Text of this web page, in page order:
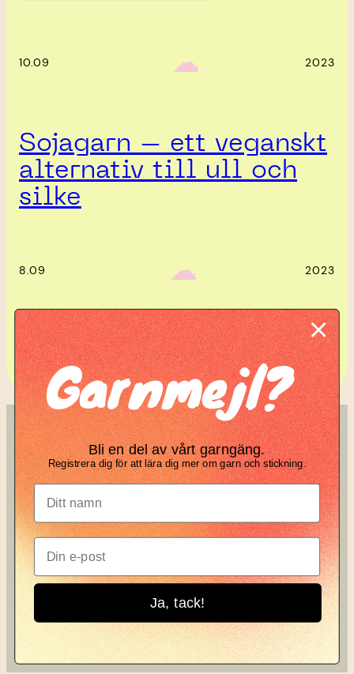
10.09 ‎ ‎‎ ☁︎‎‎ 2023
Sojagarn – ett veganskt
alternativ till ull och
silke
8.09 ‎ ‎‎ ☁︎‎‎ 2023
Komplett guide: Lär dig
tova din stickning
SÖK
Search
KNIT KNOT
Manifesto
Garnbrev
Garnmejl?
Bli en del av vårt garngäng.
Registrera dig för att lära dig mer om garn och stickning.
Ja, tack!